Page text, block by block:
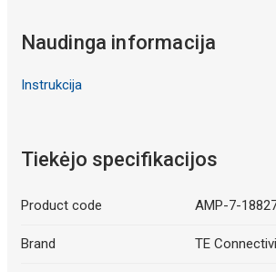
Naudinga informacija
Instrukcija
Tiekėjo specifikacijos
Product code AMP-7-
Brand TE